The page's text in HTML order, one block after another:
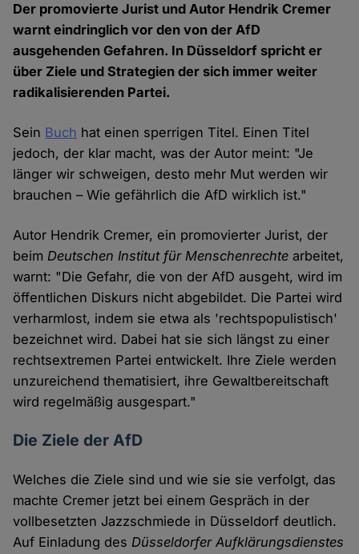
Der promovierte Jurist und Autor Hendrik Cremer
warnt eindringlich vor den von der AfD
ausgehenden Gefahren. In Düsseldorf spricht er
über Ziele und Strategien der sich immer weiter
radikalisierenden Partei.
Sein Buch hat einen sperrigen Titel. Einen Titel
jedoch, der klar macht, was der Autor meint: "Je
länger wir schweigen, desto mehr Mut werden wir
brauchen – Wie gefährlich die AfD wirklich ist."
Autor Hendrik Cremer, ein promovierter Jurist, der
beimDeutschen Institut für Menschenrechte arbeitet,
warnt: "Die Gefahr, die von der AfD ausgeht, wird im
öffentlichen Diskurs nicht abgebildet. Die Partei wird
verharmlost, indem sie etwa als 'rechtspopulistisch'
bezeichnet wird. Dabei hat sie sich längst zu einer
rechtsextremen Partei entwickelt. Ihre Ziele werden
unzureichend thematisiert, ihre Gewaltbereitschaft
wird regelmäßig ausgespart."
Die Ziele der AfD
Welches die Ziele sind und wie sie sie verfolgt, das
machte Cremer jetzt bei einem Gespräch in der
vollbesetzten Jazzschmiede in Düsseldorf deutlich.
Auf Einladung desDüsseldorfer Aufklärungsdienstes